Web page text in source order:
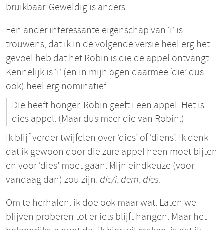
bruikbaar. Geweldig is anders.
Een ander interessante eigenschap van ‘i’ is
trouwens, dat ik in de volgende versie heel erg het
gevoel heb dat het Robin is die de appel ontvangt.
Kennelijk is ‘i’ (en in mijn ogen daarmee ‘die’ dus
ook) heel erg nominatief.
Die heeft honger. Robin geeft i een appel. Het is
dies appel. (Maar dus meer die van Robin.)
Ik blijf verder twijfelen over ‘dies’ of ‘diens’. Ik denk
dat ik gewoon door die zure appel heen moet bijten
en voor ‘dies’ moet gaan. Mijn eindkeuze (voor
vandaag dan) zou zijn: die/i, dem, dies.
Om te herhalen: ik doe ook maar wat. Laten we
blijven proberen tot er iets blijft hangen. Maar het